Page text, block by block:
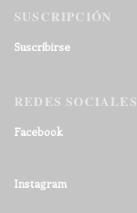
SUSCRIPCIÓN
Suscribirse
REDES SOCIALES
Facebook
Instagram